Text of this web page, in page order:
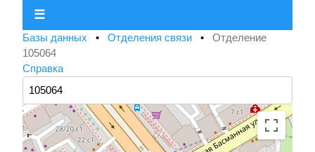
☰
Базы данных • Отделения связи • Отделение
105064
Справка